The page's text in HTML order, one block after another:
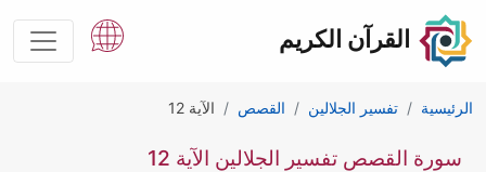
القرآن الكريم
الرئيسية تفسير الجلالين القصص الآية 12
سورة القصص تفسير الجلالين الآية 12